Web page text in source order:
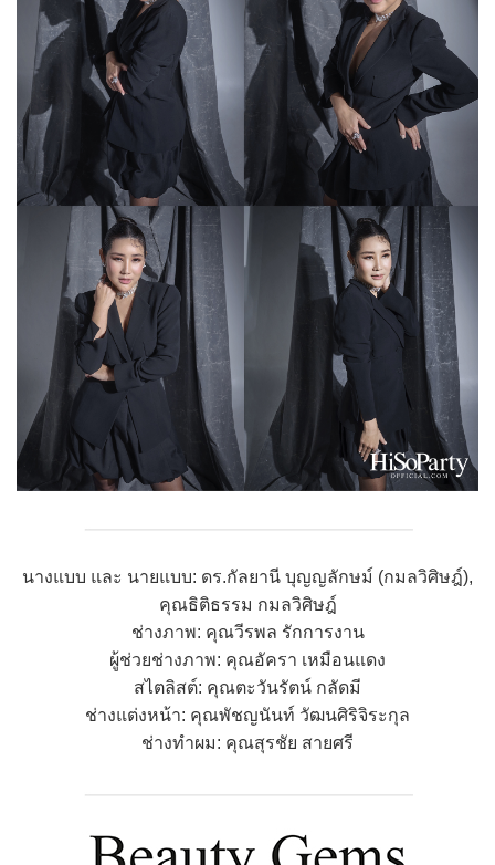
นางแบบ และ นายแบบ: ดร.กัลยานี บุญญลักษม์ (กมลวิศิษฎ์),
คุณธิติธรรม กมลวิศิษฎ์
ช่างภาพ: คุณวีรพล รักการงาน
ผู้ช่วยช่างภาพ: คุณอัครา เหมือนแดง
สไตลิสต์: คุณตะวันรัตน์ กลัดมี
ช่างแต่งหน้า: คุณพัชญนันท์ วัฒนศิริจิระกุล
ช่างทำผม: คุณสุรชัย สายศรี